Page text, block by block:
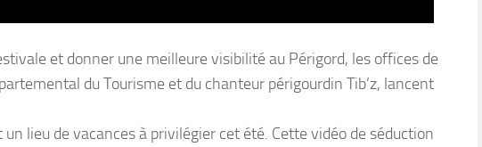
et donner une meilleure visibilité au Périgord, les offices de
du Tourisme et du chanteur périgourdin Tib’z, lancent
lieu de vacances à privilégier cet été. Cette vidéo de séduction